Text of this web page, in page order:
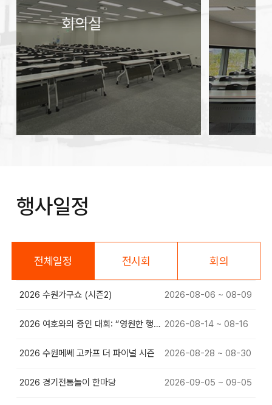
회의실
행사일정
전체일정 전시회 회의
2026 수원가구쇼 (시즌2) 2026-08-06 ~ 08-09
2026 여호와의 증인 대회: “영원한 행복” 2026-08-14 ~ 08-16
2026 수원메쎄 고카프 더 파이널 시즌 2026-08-28 ~ 08-30
2026 경기전통놀이 한마당 2026-09-05 ~ 09-05